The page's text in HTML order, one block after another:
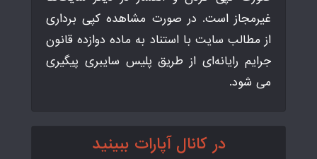
غیرمجاز است. در صورت مشاهده کپی برداری
از مطالب سایت با استناد به ماده دوازده قانون
جرایم رایانه‌ای از طریق پلیس سایبری پیگیری
می شود.
در کانال آپارات ببینید